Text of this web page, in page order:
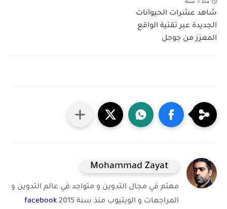
شاهد عشرات الحيوانات
الجديدة عبر تقنية الواقع
المعزز من جوجل
Mohammad Zayat
مهتم في مجال التدوين و متواجد في عالم التدوين و
المراجعات و الويتيوب منذ سنة 2015
facebook